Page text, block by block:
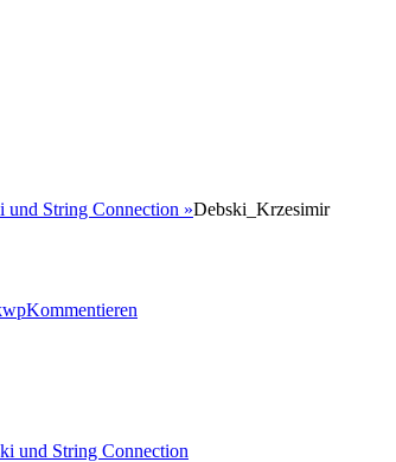
und String Connection »Debski_Krzesimir
Kommentieren
und String Connection